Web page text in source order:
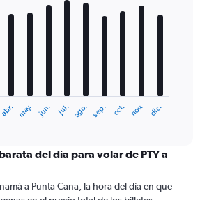
abr. may. jun. jul. ago. sep. oct. nov. dic.
del día para volar de PTY a
a Punta Cana, la hora del día en que